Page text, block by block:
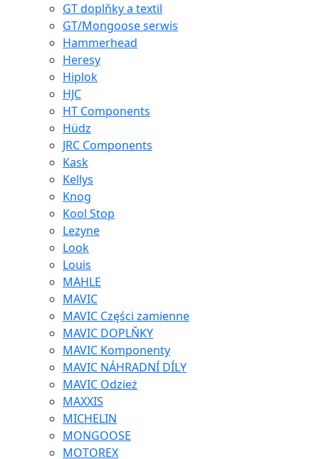
GT doplňky a textil
GT/Mongoose serwis
Hammerhead
Heresy
Hiplok
HJC
HT Components
Hüdz
JRC Components
Kask
Kellys
Knog
Kool Stop
Lezyne
Look
Louis
MAHLE
MAVIC
MAVIC Części zamienne
MAVIC DOPLŇKY
MAVIC Komponenty
MAVIC NÁHRADNÍ DÍLY
MAVIC Odzież
MAXXIS
MICHELIN
MONGOOSE
MOTOREX